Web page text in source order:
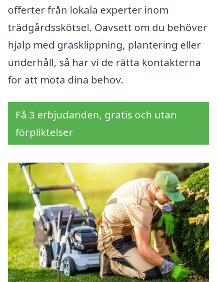
offerter från lokala experter inom
trädgårdsskötsel. Oavsett om du behöver
hjälp med gräsklippning, plantering eller
underhåll, så har vi de rätta kontakterna
för att möta dina behov.
Få 3 erbjudanden, gratis och utan
förpliktelser